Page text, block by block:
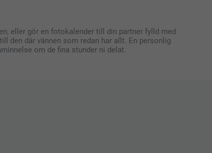
eller gör en fotokalender till din partner fylld med
den där vännen som redan har allt. En personlig
om de fina stunder ni delat.